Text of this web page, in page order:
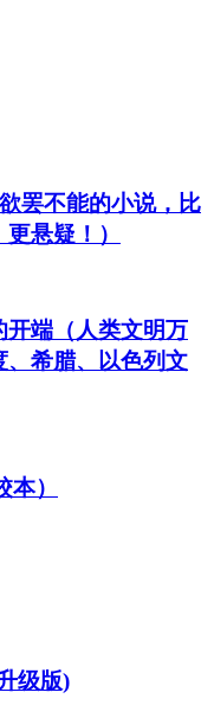
罢不能的小说，比
悬疑！）
开端（人类文明万
、希腊、以色列文
）
级版)